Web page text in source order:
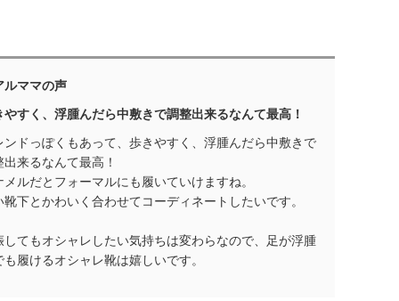
ルママの声
やすく、浮腫んだら中敷きで調整出来るなんて最高！
ンドっぽくもあって、歩きやすく、浮腫んだら中敷きで
出来るなんて最高！
メルだとフォーマルにも履いていけますね。
靴下とかわいく合わせてコーディネートしたいです。
してもオシャレしたい気持ちは変わらなので、足が浮腫
も履けるオシャレ靴は嬉しいです。